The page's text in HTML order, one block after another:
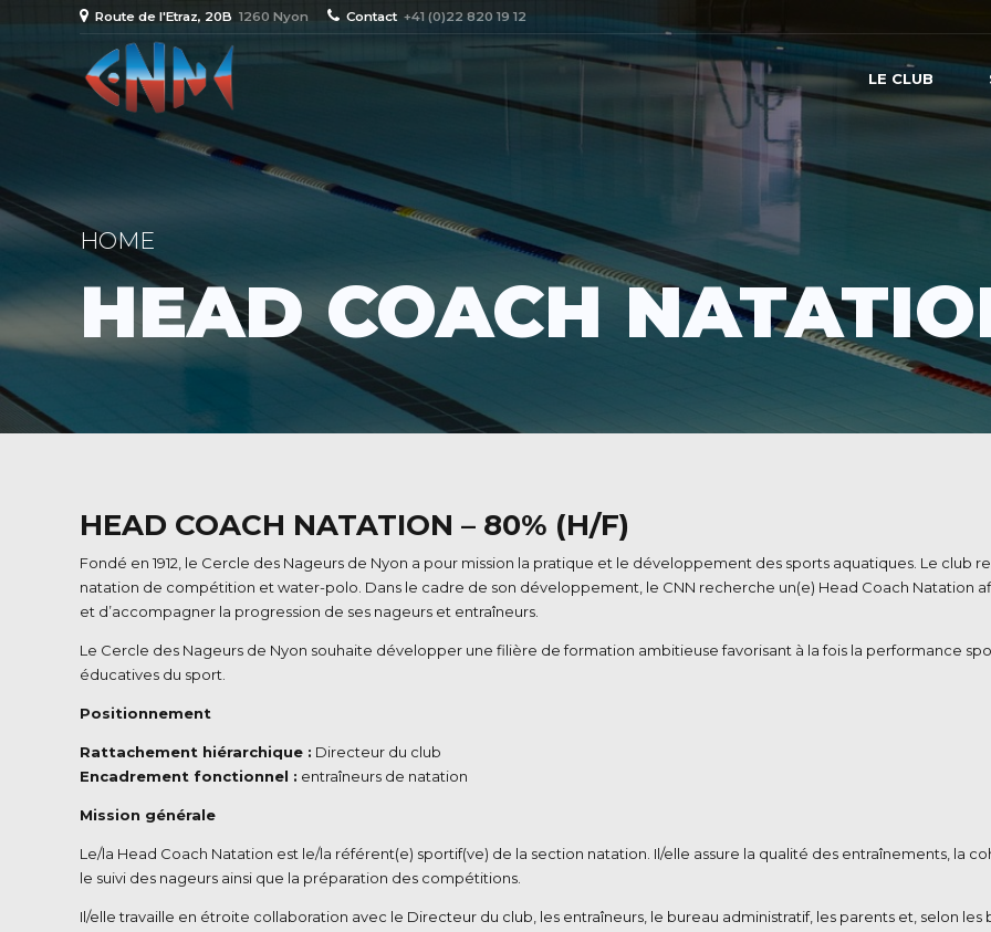
Route de l'Etraz, 20B 1260 Nyon Contact +41 (0)22 820 19 12
LE CLUB
HOME
HEAD COACH
HEAD COACH NATATION – 80% (H/F)
Fondé en 1912, le Cercle des Nageurs de Nyon a pour mission la pratique et le développement des sports aquatiques. Le club
natation de compétition et water-polo. Dans le cadre de son développement, le CNN recherche un(e) Head Coach Natation
et d’accompagner la progression de ses nageurs et entraîneurs.
Le Cercle des Nageurs de Nyon souhaite développer une filière de formation ambitieuse favorisant à la fois la performance
éducatives du sport.
Positionnement
Rattachement hiérarchique : Directeur du club
Encadrement fonctionnel : entraîneurs de natation
Mission générale
Le/la Head Coach Natation est le/la référent(e) sportif(ve) de la section natation. Il/elle assure la qualité des entraînements, la
le suivi des nageurs ainsi que la préparation des compétitions.
Il/elle travaille en étroite collaboration avec le Directeur du club, les entraîneurs, le bureau administratif, les parents et, selon les